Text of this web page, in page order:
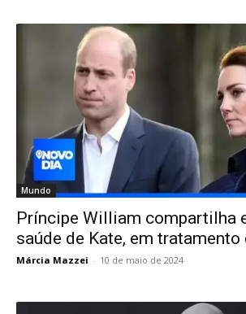
Mundo
Príncipe William compartilha
saúde de Kate, em tratamento
Márcia Mazzei - 10 de maio de 2024